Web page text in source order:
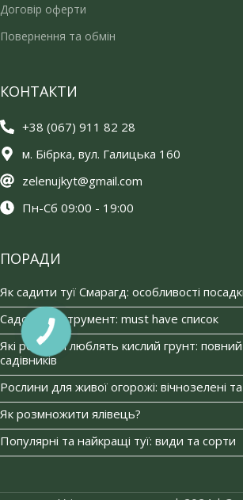
Договір оферти
Повернення та обмін
КОНТАКТИ
+38 (067) 911 82 28
м. Бібрка, вул. Галицька 160
zelenujkyt@gmail.com
Пн-Сб 09:00 - 19:00
ПОРАДИ
Як садити туї Смарагд: особливості
Садовий інструмент: must have список
Які рослини люблять кислий грунт:
садівників
Рослини для живої огорожі: вічнозелені та
Як розмножити ялівець?
Популярні та найкращі туї: види та сорти